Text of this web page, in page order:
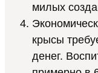
милых
крысы
денег.